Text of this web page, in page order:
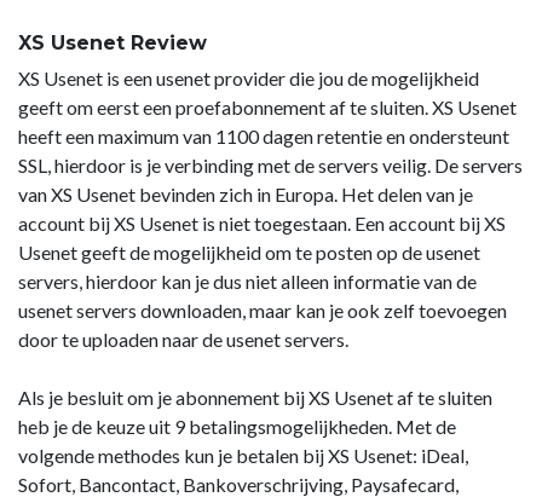
XS Usenet Review
XS Usenet is een usenet provider die jou de mogelijkheid
geeft om eerst een proefabonnement af te sluiten. XS Usenet
heeft een maximum van 1100 dagen retentie en ondersteunt
SSL, hierdoor is je verbinding met de servers veilig. De servers
van XS Usenet bevinden zich in Europa. Het delen van je
account bij XS Usenet is niet toegestaan. Een account bij XS
Usenet geeft de mogelijkheid om te posten op de usenet
servers, hierdoor kan je dus niet alleen informatie van de
usenet servers downloaden, maar kan je ook zelf toevoegen
door te uploaden naar de usenet servers.
Als je besluit om je abonnement bij XS Usenet af te sluiten
heb je de keuze uit 9 betalingsmogelijkheden. Met de
volgende methodes kun je betalen bij XS Usenet: iDeal,
Sofort, Bancontact, Bankoverschrijving, Paysafecard,